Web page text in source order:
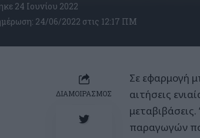
24/06/2022 στις 12:17 ΠΜ
24 Ιουνίου 2022
ΔΙΑΜΟΙΡΑΣΜΟΣ
Σε εφαρμογή
αιτήσεις
παραγωγών